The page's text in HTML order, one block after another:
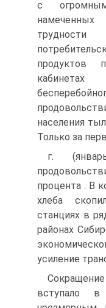
с
продуктов
населения
Только за
г.
процента . В
хлеба
станциях в
районах
усиление
вступало